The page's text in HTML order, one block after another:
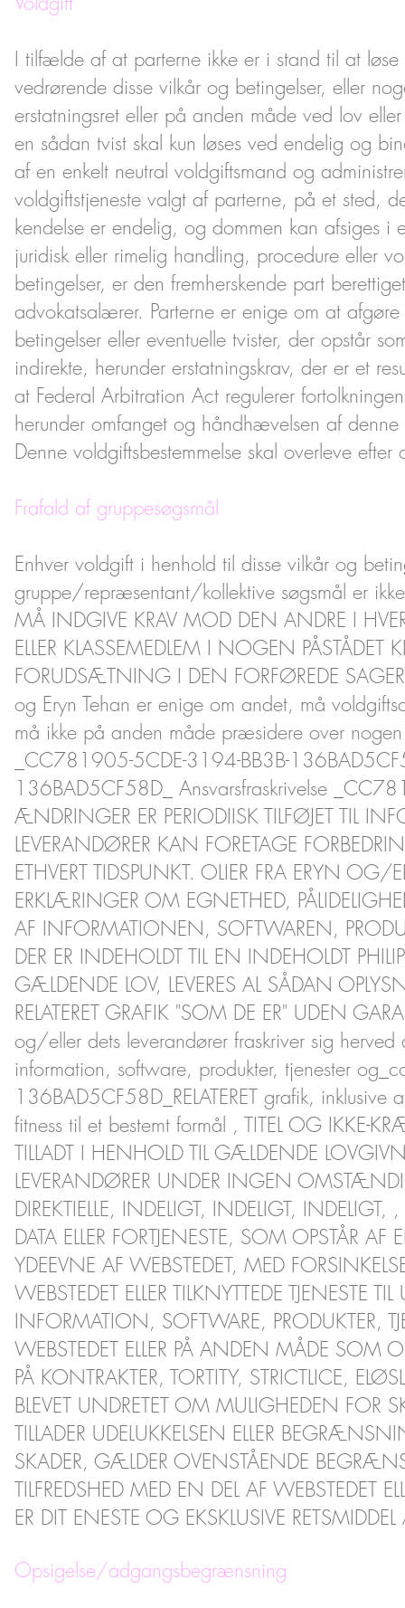
I tilfælde af at parterne ikke er i stand til at
vedrørende disse vilkår og betingelser, eller
erstatningsret eller på anden måde ved lov
en sådan tvist skal kun løses ved endelig og
af en enkelt neutral voldgiftsmand og
voldgiftstjeneste valgt af parterne, på et sted,
kendelse er endelig, og dommen kan afsiges
juridisk eller rimelig handling, procedure eller
betingelser, er den fremherskende part
advokatsalærer. Parterne er enige om at
betingelser eller eventuelle tvister, der opstår
indirekte, herunder erstatningskrav, der er et
at Federal Arbitration Act regulerer
herunder omfanget og håndhævelsen af
Denne voldgiftsbestemmelse skal overleve
Frafald af gruppesøgsmål
Enhver voldgift i henhold til disse vilkår og
gruppe/repræsentant/kollektive søgsmål er
MÅ INDGIVE KRAV MOD DEN ANDRE I
ELLER KLASSEMEDLEM I NOGEN PÅSTÅDET
FORUDSÆTNING I DEN FORFØREDE
og Eryn Tehan er enige om andet, må
må ikke på anden måde præsidere over
_CC781905-5CDE-3194-BB3B-
136BAD5CF58D_ Ansvarsfraskrivelse
ÆNDRINGER ER PERIODIISK TILFØJET TIL
LEVERANDØRER KAN FORETAGE
ETHVERT TIDSPUNKT. OLIER FRA ERYN OG/
ERKLÆRINGER OM EGNETHED,
AF INFORMATIONEN, SOFTWAREN,
DER ER INDEHOLDT TIL EN INDEHOLDT
GÆLDENDE LOV, LEVERES AL SÅDAN
RELATERET GRAFIK "SOM DE ER" UDEN
og/eller dets leverandører fraskriver sig
information, software, produkter, tjenester
136BAD5CF58D_RELATERET grafik,
fitness til et bestemt formål , TITEL OG IKKE-
TILLADT I HENHOLD TIL GÆLDENDE
LEVERANDØRER UNDER INGEN
DIREKTIELLE, INDELIGT, INDELIGT,
DATA ELLER FORTJENESTE, SOM OPSTÅR
YDEEVNE AF WEBSTEDET, MED
WEBSTEDET ELLER TILKNYTTEDE TJENESTE
INFORMATION, SOFTWARE, PRODUKTER,
WEBSTEDET ELLER PÅ ANDEN MÅDE SOM
PÅ KONTRAKTER, TORTITY, STRICTLICE,
BLEVET UNDRETET OM MULIGHEDEN FOR
TILLADER UDELUKKELSEN ELLER
SKADER, GÆLDER OVENSTÅENDE
TILFREDSHED MED EN DEL AF WEBSTEDET
ER DIT ENESTE OG EKSKLUSIVE
Opsigelse/adgangsbegrænsning